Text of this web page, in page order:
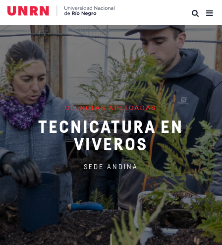
CIENCIAS APLICADAS
TECNICATURA EN
VIVEROS
SEDE ANDINA